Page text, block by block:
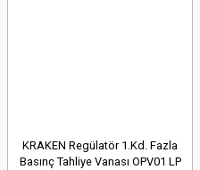
KRAKEN Regülatör 1.Kd. Fazla
Basınç Tahliye Vanası OPV01 LP